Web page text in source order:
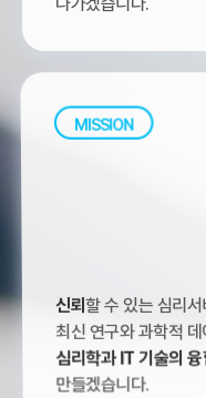
MISSION
신뢰할 수 있는 심리
최신 연구와 과학적
심리학과 IT 기술의 융
만들겠습니다.